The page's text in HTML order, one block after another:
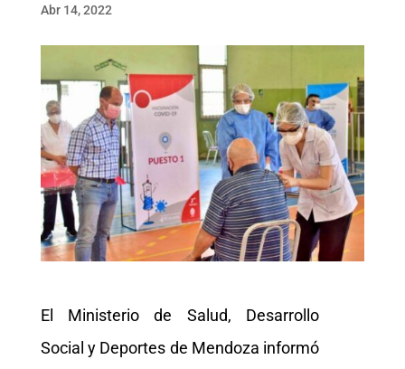
Abr 14, 2022
El Ministerio de Salud, Desarrollo
Social y Deportes de Mendoza informó